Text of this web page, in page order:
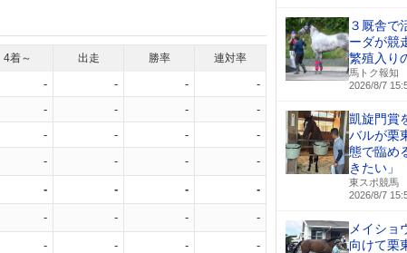
4着～ 出走 勝率 連対率
- - -
-
- - -
-
- - -
-
- - - -
- - - -
- - - -
- - - -
３厩舎で
ーダが競
繁殖入り
馬トク報知
2026/8/7
凱旋門賞
バルが栗
態で臨め
きたい」
東スポ競馬
2026/8/7
メイショ
向けて栗